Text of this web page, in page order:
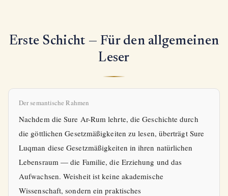
Erste Schicht — Für den allgemeinen
Leser
Der semantische Rahmen
Nachdem die Sure Ar-Rum lehrte, die Geschichte durch
die göttlichen Gesetzmäßigkeiten zu lesen, überträgt Sure
Luqman diese Gesetzmäßigkeiten in ihren natürlichen
Lebensraum — die Familie, die Erziehung und das
Aufwachsen. Weisheit ist keine akademische
Wissenschaft, sondern ein praktisches